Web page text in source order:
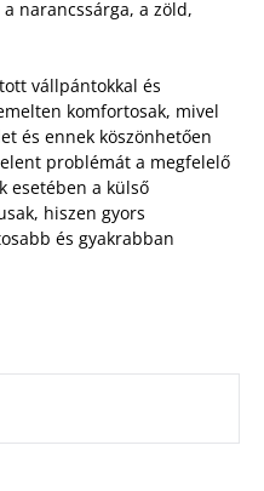
narancssárga, a zöld,
vállpántokkal és
komfortosak, mivel
és ennek köszönhetően
problémát a megfelelő
esetében a külső
hiszen gyors
és gyakrabban